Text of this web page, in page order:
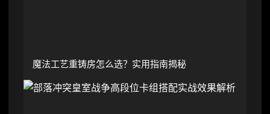
魔法工艺重铸房怎么选？实用指南揭秘